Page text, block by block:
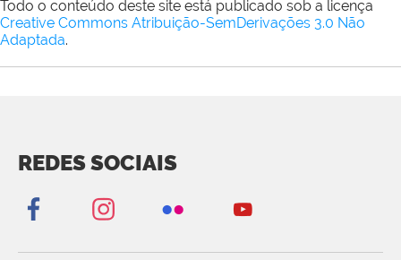
Todo o conteúdo deste site está publicado sob a licença
Creative Commons Atribuição-SemDerivações 3.0 Não
Adaptada.
REDES SOCIAIS